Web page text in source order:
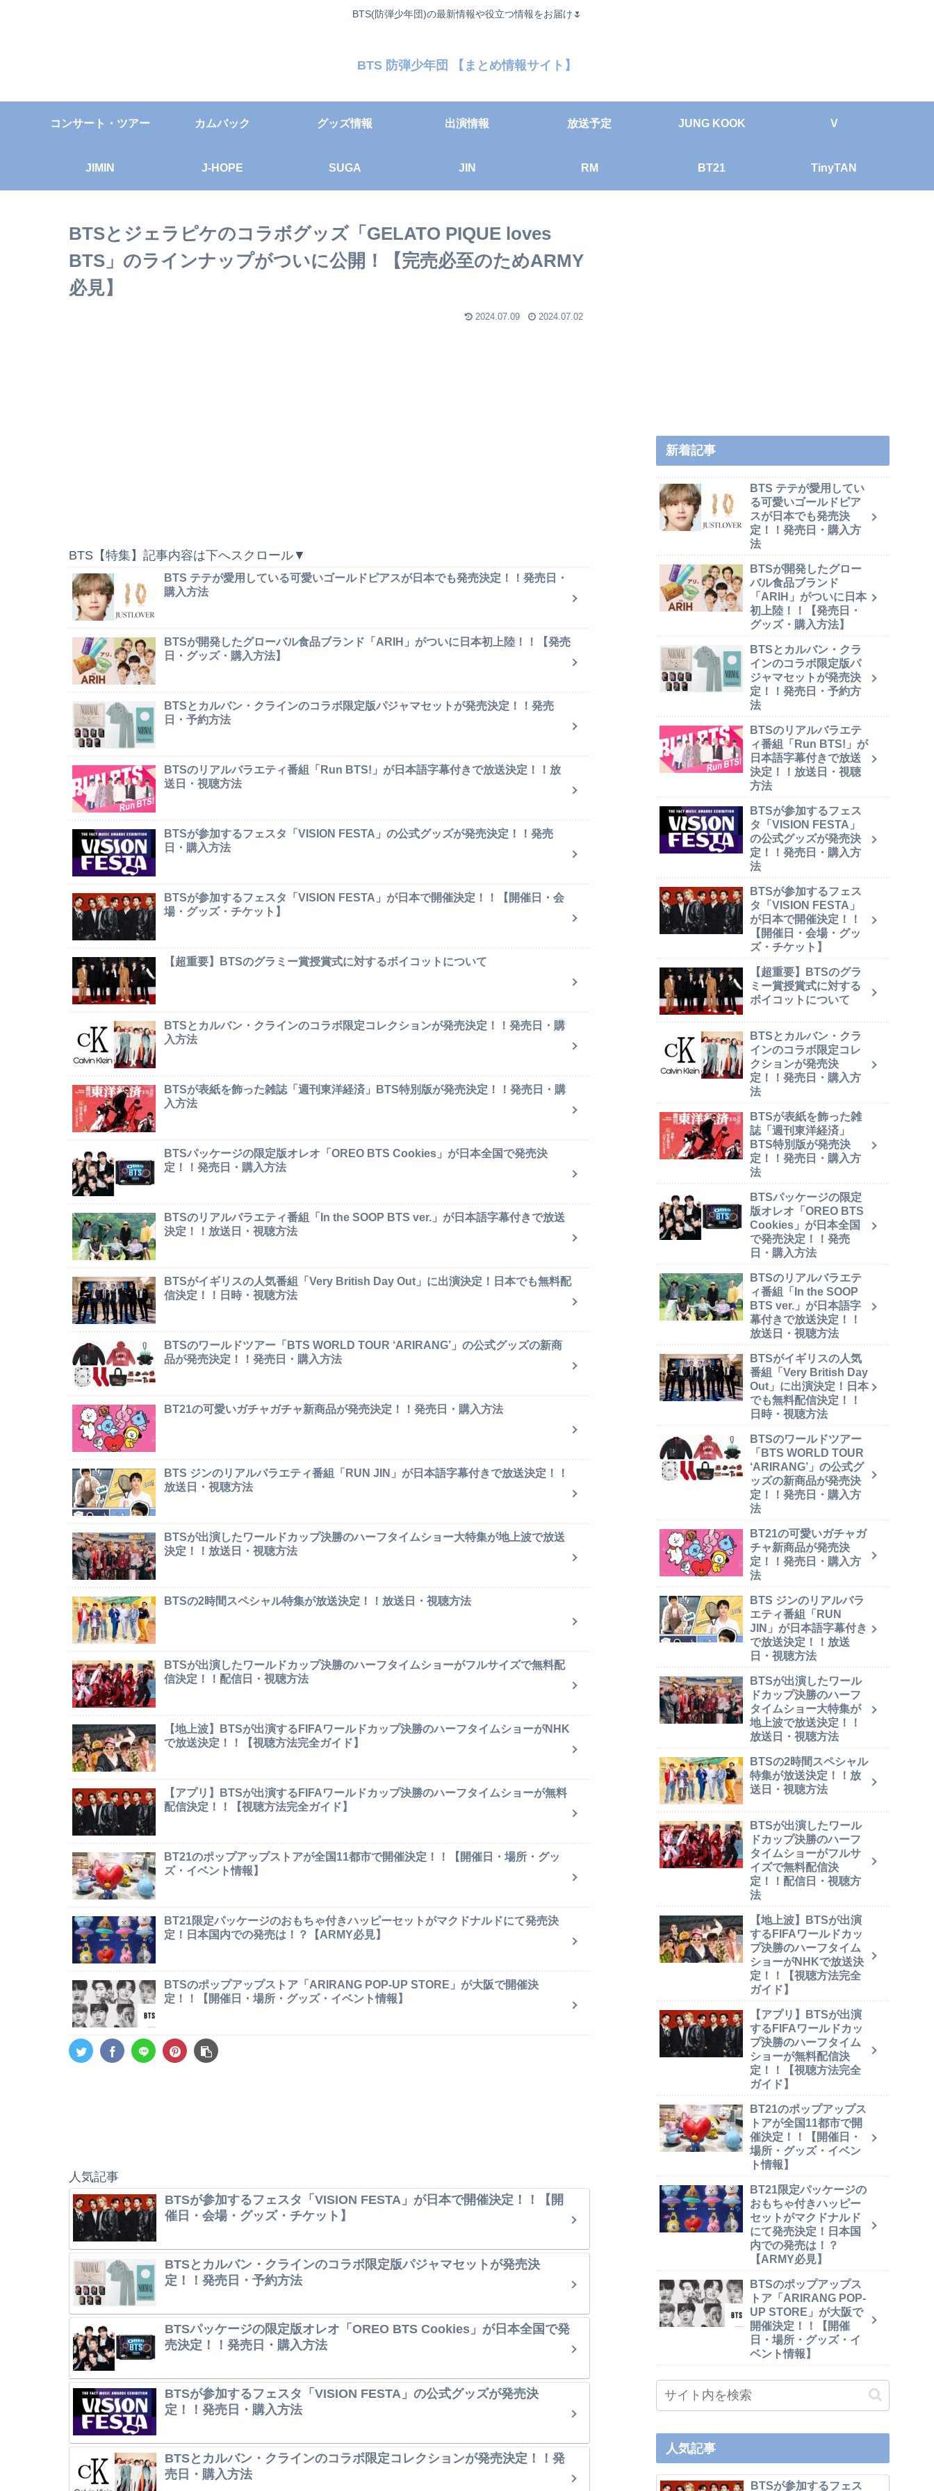
BTS(防弾少年団)の最新情報や役立つ情報をお届け🌷
BTS 防弾少年団 【まとめ情報サイト】
コンサート・ツアー カムバック グッズ情報 出演情報 放送予定 JUNG KOOK V
JIMIN J-HOPE SUGA JIN RM BT21 TinyTAN
BTSとジェラピケのコラボグッズ「GELATO PIQUE loves
BTS」のラインナップがついに公開！【完売必至のためARMY
必見】
2024.07.09 2024.07.02
BTS【特集】記事内容は下へスクロール▼
BTS テテが愛用している可愛いゴールドピアスが日本でも発売決定！！発売日・
購入方法
BTSが開発したグローバル食品ブランド「ARIH」がついに日本初上陸！！【発売
日・グッズ・購入方法】
BTSとカルバン・クラインのコラボ限定版パジャマセットが発売決定！！発売
日・予約方法
BTSのリアルバラエティ番組「Run BTS!」が日本語字幕付きで放送決定！！放
送日・視聴方法
BTSが参加するフェスタ「VISION FESTA」の公式グッズが発売決定！！発売
日・購入方法
BTSが参加するフェスタ「VISION FESTA」が日本で開催決定！！【開催日・会
場・グッズ・チケット】
【超重要】BTSのグラミー賞授賞式に対するボイコットについて
BTSとカルバン・クラインのコラボ限定コレクションが発売決定！！発売日・購
入方法
BTSが表紙を飾った雑誌「週刊東洋経済」BTS特別版が発売決定！！発売日・購
入方法
BTSパッケージの限定版オレオ「OREO BTS Cookies」が日本全国で発売決
定！！発売日・購入方法
BTSのリアルバラエティ番組「In the SOOP BTS ver.」が日本語字幕付きで放送
決定！！放送日・視聴方法
BTSがイギリスの人気番組「Very British Day Out」に出演決定！日本でも無料配
信決定！！日時・視聴方法
BTSのワールドツアー「BTS WORLD TOUR ‘ARIRANG’」の公式グッズの新商
品が発売決定！！発売日・購入方法
BT21の可愛いガチャガチャ新商品が発売決定！！発売日・購入方法
BTS ジンのリアルバラエティ番組「RUN JIN」が日本語字幕付きで放送決定！！
放送日・視聴方法
BTSが出演したワールドカップ決勝のハーフタイムショー大特集が地上波で放送
決定！！放送日・視聴方法
BTSの2時間スペシャル特集が放送決定！！放送日・視聴方法
BTSが出演したワールドカップ決勝のハーフタイムショーがフルサイズで無料配
信決定！！配信日・視聴方法
【地上波】BTSが出演するFIFAワールドカップ決勝のハーフタイムショーがNHK
で放送決定！！【視聴方法完全ガイド】
【アプリ】BTSが出演するFIFAワールドカップ決勝のハーフタイムショーが無料
配信決定！！【視聴方法完全ガイド】
BT21のポップアップストアが全国11都市で開催決定！！【開催日・場所・グッ
ズ・イベント情報】
BT21限定パッケージのおもちゃ付きハッピーセットがマクドナルドにて発売決
定！日本国内での発売は！？【ARMY必見】
BTSのポップアップストア「ARIRANG POP-UP STORE」が大阪で開催決
定！！【開催日・場所・グッズ・イベント情報】
人気記事
BTSが参加するフェスタ「VISION FESTA」が日本で開催決定！！【開
催日・会場・グッズ・チケット】
BTSとカルバン・クラインのコラボ限定版パジャマセットが発売決
定！！発売日・予約方法
BTSパッケージの限定版オレオ「OREO BTS Cookies」が日本全国で発
売決定！！発売日・購入方法
BTSが参加するフェスタ「VISION FESTA」の公式グッズが発売決
定！！発売日・購入方法
BTSとカルバン・クラインのコラボ限定コレクションが発売決定！！発
売日・購入方法
新着記事
BTS テテが愛用してい
る可愛いゴールドピア
スが日本でも発売決
定！！発売日・購入方
法
BTSが開発したグロー
バル食品ブランド
「ARIH」がついに日本
初上陸！！【発売日・
グッズ・購入方法】
BTSとカルバン・クラ
インのコラボ限定版パ
ジャマセットが発売決
定！！発売日・予約方
法
BTSのリアルバラエテ
ィ番組「Run BTS!」が
日本語字幕付きで放送
決定！！放送日・視聴
方法
BTSが参加するフェス
タ「VISION FESTA」
の公式グッズが発売決
定！！発売日・購入方
法
BTSが参加するフェス
タ「VISION FESTA」
が日本で開催決定！！
【開催日・会場・グッ
ズ・チケット】
【超重要】BTSのグラ
ミー賞授賞式に対する
ボイコットについて
BTSとカルバン・クラ
インのコラボ限定コレ
クションが発売決
定！！発売日・購入方
法
BTSが表紙を飾った雑
誌「週刊東洋経済」
BTS特別版が発売決
定！！発売日・購入方
法
BTSパッケージの限定
版オレオ「OREO BTS
Cookies」が日本全国
で発売決定！！発売
日・購入方法
BTSのリアルバラエテ
ィ番組「In the SOOP
BTS ver.」が日本語字
幕付きで放送決定！！
放送日・視聴方法
BTSがイギリスの人気
番組「Very British Day
Out」に出演決定！日本
でも無料配信決定！！
日時・視聴方法
BTSのワールドツアー
「BTS WORLD TOUR
‘ARIRANG’」の公式グ
ッズの新商品が発売決
定！！発売日・購入方
法
BT21の可愛いガチャガ
チャ新商品が発売決
定！！発売日・購入方
法
BTS ジンのリアルバラ
エティ番組「RUN
JIN」が日本語字幕付き
で放送決定！！放送
日・視聴方法
BTSが出演したワール
ドカップ決勝のハーフ
タイムショー大特集が
地上波で放送決定！！
放送日・視聴方法
BTSの2時間スペシャル
特集が放送決定！！放
送日・視聴方法
BTSが出演したワール
ドカップ決勝のハーフ
タイムショーがフルサ
イズで無料配信決
定！！配信日・視聴方
法
【地上波】BTSが出演
するFIFAワールドカッ
プ決勝のハーフタイム
ショーがNHKで放送決
定！！【視聴方法完全
ガイド】
【アプリ】BTSが出演
するFIFAワールドカッ
プ決勝のハーフタイム
ショーが無料配信決
定！！【視聴方法完全
ガイド】
BT21のポップアップス
トアが全国11都市で開
催決定！！【開催日・
場所・グッズ・イベン
ト情報】
BT21限定パッケージの
おもちゃ付きハッピー
セットがマクドナルド
にて発売決定！日本国
内での発売は！？
【ARMY必見】
BTSのポップアップス
トア「ARIRANG POP-
UP STORE」が大阪で
開催決定！！【開催
日・場所・グッズ・イ
ベント情報】
人気記事
BTSが参加するフェス